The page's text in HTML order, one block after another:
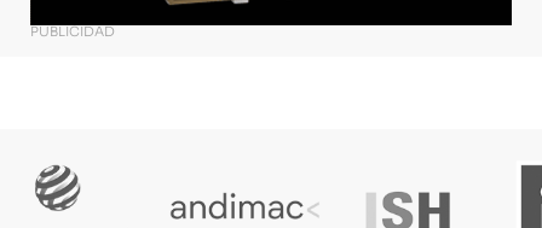
PUBLICIDAD